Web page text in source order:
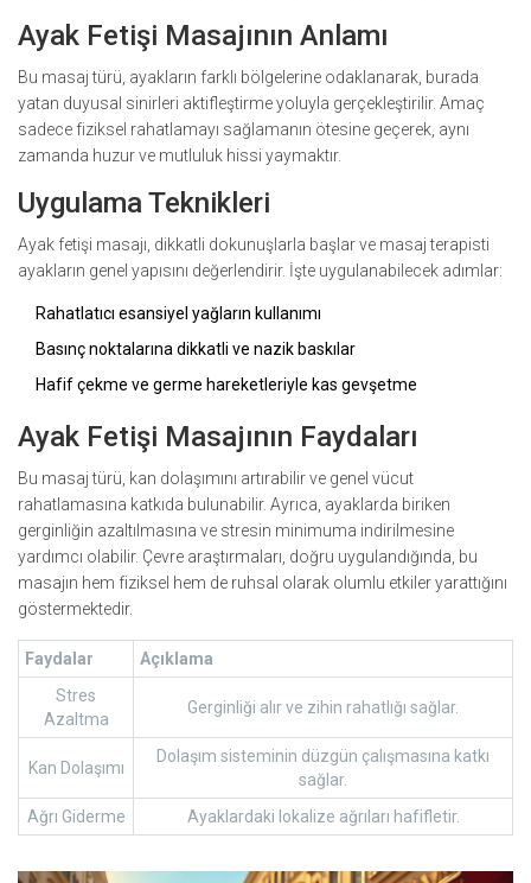
Ayak Fetişi Masajının Anlamı
Bu masaj türü, ayakların farklı bölgelerine odaklanarak, burada
yatan duyusal sinirleri aktifleştirme yoluyla gerçekleştirilir. Amaç
sadece fiziksel rahatlamayı sağlamanın ötesine geçerek, aynı
zamanda huzur ve mutluluk hissi yaymaktır.
Uygulama Teknikleri
Ayak fetişi masajı, dikkatli dokunuşlarla başlar ve masaj terapisti
ayakların genel yapısını değerlendirir. İşte uygulanabilecek adımlar:
Rahatlatıcı esansiyel yağların kullanımı
Basınç noktalarına dikkatli ve nazik baskılar
Hafif çekme ve germe hareketleriyle kas gevşetme
Ayak Fetişi Masajının Faydaları
Bu masaj türü, kan dolaşımını artırabilir ve genel vücut
rahatlamasına katkıda bulunabilir. Ayrıca, ayaklarda biriken
gerginliğin azaltılmasına ve stresin minimuma indirilmesine
yardımcı olabilir. Çevre araştırmaları, doğru uygulandığında, bu
masajın hem fiziksel hem de ruhsal olarak olumlu etkiler yarattığını
göstermektedir.
Faydalar
Açıklama
Stres
Azaltma
Gerginliği alır ve zihin rahatlığı sağlar.
Kan Dolaşımı
Dolaşım sisteminin düzgün çalışmasına katkı
sağlar.
Ağrı Giderme
Ayaklardaki lokalize ağrıları hafifletir.